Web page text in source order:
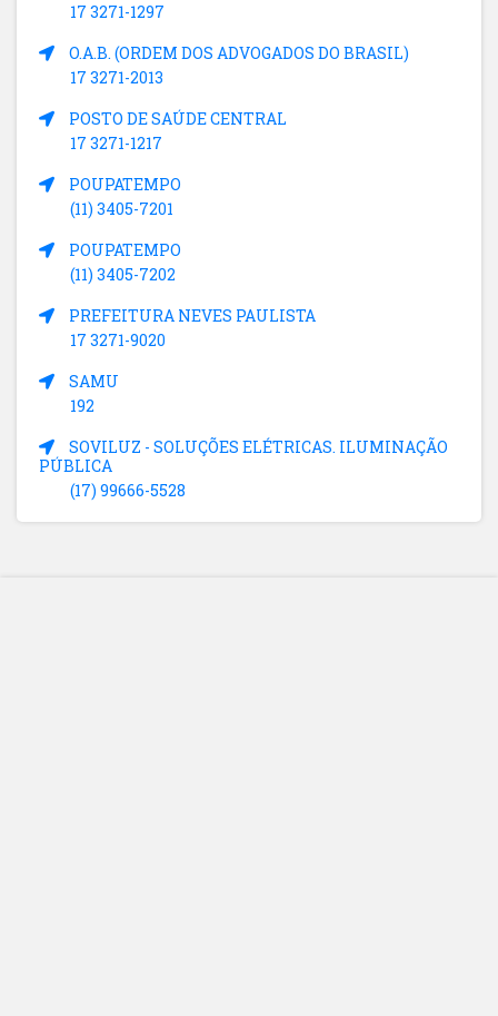
17 3271-1297
O.A.B. (ORDEM DOS ADVOGADOS DO BRASIL)
17 3271-2013
POSTO DE SAÚDE CENTRAL
17 3271-1217
POUPATEMPO
(11) 3405-7201
POUPATEMPO
(11) 3405-7202
PREFEITURA NEVES PAULISTA
17 3271-9020
SAMU
192
SOVILUZ - SOLUÇÕES ELÉTRICAS. ILUMINAÇÃO
PÚBLICA
(17) 99666-5528